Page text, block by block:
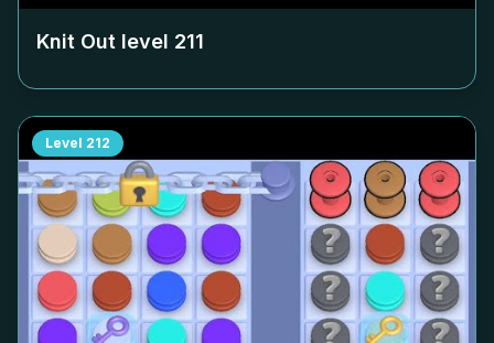
Knit Out level 211
Level 212